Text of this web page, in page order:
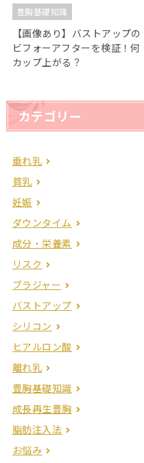
豊胸基礎知識
【画像あり】バストアップの
ビフォーアフターを検証！何
カップ上がる？
カテゴリー
垂れ乳
貧乳
妊娠
ダウンタイム
成分・栄養素
リスク
ブラジャー
バストアップ
シリコン
ヒアルロン酸
離れ乳
豊胸基礎知識
成長再生豊胸
脂肪注入法
お悩み